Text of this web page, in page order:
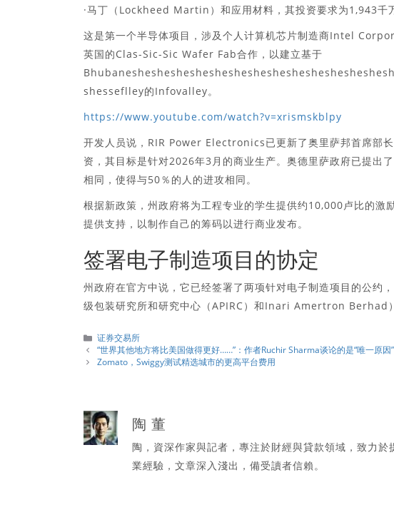
·马丁（Lockheed Martin）和应用材料，其投资要求为1,943千
这是第一个半导体项目，涉及个人计算机芯片制造商Intel
英国的Clas-Sic-Sic Wafer Fab合作，以建立基于
shesseflley的Infovalley。
https://www.youtube.com/watch?v=xrismskblpy
开发人员说，RIR Power Electronics已更新了奥里萨邦首席部
资，其目标是针对2026年3月的商业生产。奥德里萨政府已提出
相同，使得与50％的人的进攻相同。
根据新政策，州政府将为工程专业的学生提供约10,000卢比的激
提供支持，以制作自己的筹码以进行商业发布。
签署电子制造项目的协定
州政府在官方中说，它已经签署了两项针对电子制造项目的公约
级包装研究所和研究中心（APIRC）和Inari Amertron Berhad
分
類
证券交易所
“世界其他地方将比美国做得更好……”：作者Ruchir Sharma谈论的是“唯一原因
Zomato，Swiggy测试精选城市的更高平台费用
陶 董
陶，資深作家與記者，專注於財經與貸款領域，致力
業經驗，文章深入淺出，備受讀者信賴。